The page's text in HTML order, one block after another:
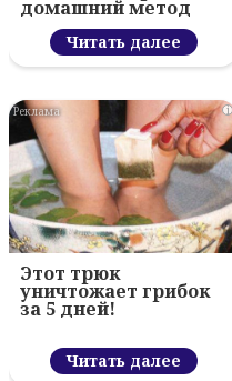
домашний метод
Читать далее
i
Этот трюк
уничтожает грибок
за 5 дней!
Читать далее